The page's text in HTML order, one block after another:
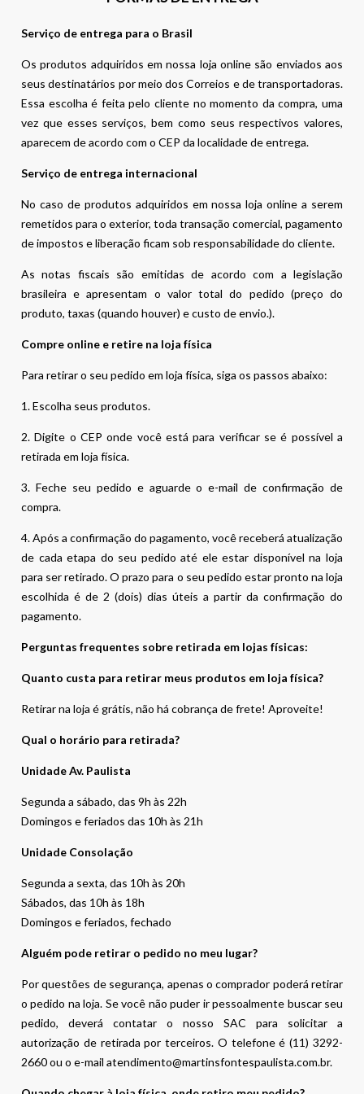
Serviço de entrega para o Brasil
Os produtos adquiridos em nossa loja online são enviados aos
seus destinatários por meio dos Correios e de transportadoras.
Essa escolha é feita pelo cliente no momento da compra, uma
vez que esses serviços, bem como seus respectivos valores,
aparecem de acordo com o CEP da localidade de entrega.
Serviço de entrega internacional
No caso de produtos adquiridos em nossa loja online a serem
remetidos para o exterior, toda transação comercial, pagamento
de impostos e liberação ficam sob responsabilidade do cliente.
As notas fiscais são emitidas de acordo com a legislação
brasileira e apresentam o valor total do pedido (preço do
produto, taxas (quando houver) e custo de envio.).
Compre online e retire na loja física
Para retirar o seu pedido em loja física, siga os passos abaixo:
1. Escolha seus produtos.
2. Digite o CEP onde você está para verificar se é possível a
retirada em loja física.
3. Feche seu pedido e aguarde o e-mail de confirmação de
compra.
4. Após a confirmação do pagamento, você receberá atualização
de cada etapa do seu pedido até ele estar disponível na loja
para ser retirado. O prazo para o seu pedido estar pronto na loja
escolhida é de 2 (dois) dias úteis a partir da confirmação do
pagamento.
Perguntas frequentes sobre retirada em lojas físicas:
Quanto custa para retirar meus produtos em loja física?
Retirar na loja é grátis, não há cobrança de frete! Aproveite!
Qual o horário para retirada?
Unidade Av. Paulista
Segunda a sábado, das 9h às 22h
Domingos e feriados das 10h às 21h
Unidade Consolação
Segunda a sexta, das 10h às 20h
Sábados, das 10h às 18h
Domingos e feriados, fechado
Alguém pode retirar o pedido no meu lugar?
Por questões de segurança, apenas o comprador poderá retirar
o pedido na loja. Se você não puder ir pessoalmente buscar seu
pedido, deverá contatar o nosso SAC para solicitar a
autorização de retirada por terceiros. O telefone é (11) 3292-
2660 ou o e-mail atendimento@martinsfontespaulista.com.br.